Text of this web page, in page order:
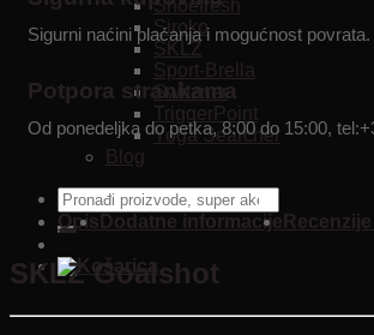
Shoefresh
Siroko
SKLZ
Sport-Brella
Switzner
TriggerPoint
Yoga Searcher
Blog
Pretraži:
Sigurni naćini plaćanja i mogućnost povrata.
Potpora strankama
Od ponedeljka do petka, 8:00 do 15:00,
Opis Dodatne informacije Recenzije
SKLZ Goalshot